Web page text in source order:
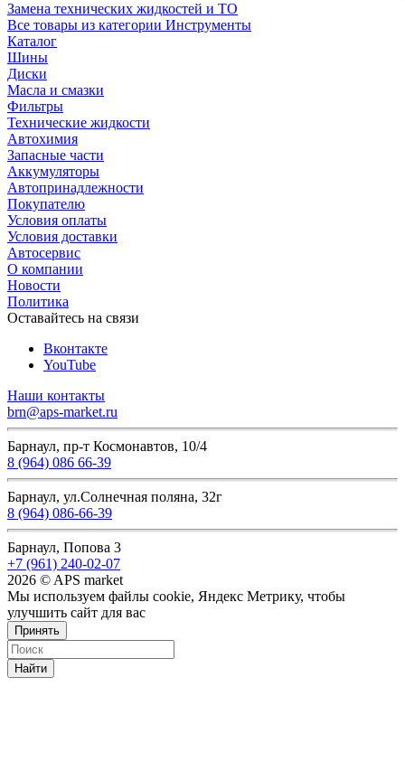
Замена технических жидкостей и ТО
Все товары из категории Инструменты
Каталог
Шины
Диски
Масла и смазки
Фильтры
Технические жидкости
Автохимия
Запасные части
Аккумуляторы
Автопринадлежности
Покупателю
Условия оплаты
Условия доставки
Автосервис
О компании
Новости
Политика
Оставайтесь на связи
Вконтакте
YouTube
Наши контакты
brn@aps-market.ru
Барнаул, пр-т Космонавтов, 10/4
8 (964) 086 66-39
Барнаул, ул.Солнечная поляна, 32г
8 (964) 086-66-39
Барнаул, Попова 3
+7 (961) 240-02-07
2026 © APS market
Мы используем файлы cookie, Яндекс Метрику, чтобы
улучшить сайт для вас
Принять
Найти